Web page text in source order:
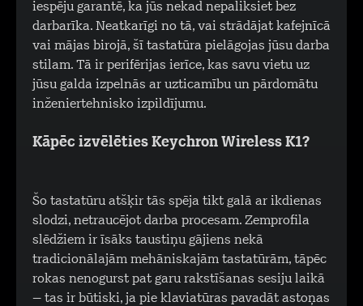
iespēju garantē, ka jūs nekad nepaliksiet bez
darbarīka. Neatkarīgi no tā, vai strādājat kafejnīcā
vai mājas birojā, šī tastatūra pielāgojas jūsu darba
stilam. Tā ir perifērijas ierīce, kas savu vietu uz
jūsu galda izpelnās ar uzticamību un pārdomātu
inženiertehnisko izpildījumu.
Kāpēc izvēlēties Keychron Wireless K1?
Šo tastatūru atšķir tās spēja tikt galā ar ikdienas
slodzi, netraucējot darba procesam. Zemprofila
slēdžiem ir īsāks taustiņu gājiens nekā
tradicionālajām mehāniskajām tastatūrām, tāpēc
rokas nenogurst pat garu rakstīšanas sesiju laikā
– tas ir būtiski, ja pie klaviatūras pavadāt astoņas